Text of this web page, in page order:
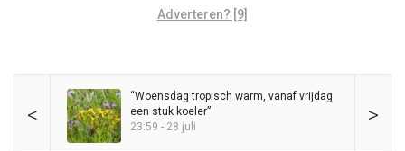
Adverteren? [9]
< >
“Woensdag tropisch warm, vanaf vrijdag
een stuk koeler”
23:59 - 28 juli